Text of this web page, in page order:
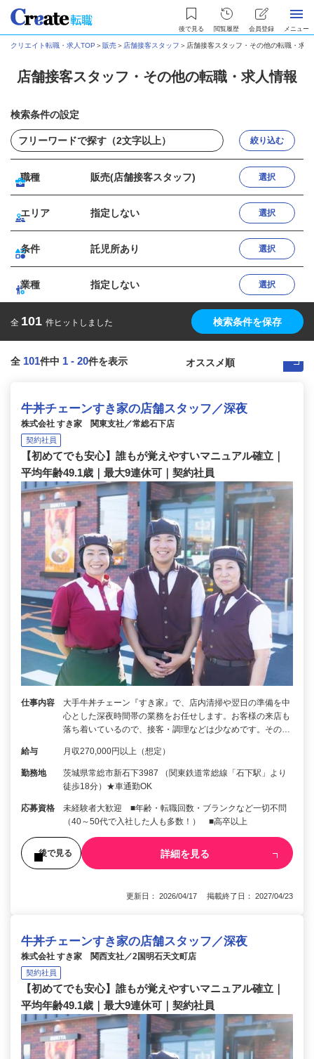
後で見る 閲覧履歴 会員登録 メニュー
クリエイト転職・求人TOP ＞ 販売＞ 店舗接客スタッフ ＞ 店舗接客スタッフ・その他の転職・求人
店舗接客スタッフ・その他の転職・求人情報
検索条件の設定
絞り込む
職種 販売(店舗接客スタッフ) 選択
エリア 指定しない 選択
条件 託児所あり 選択
業種 指定しない 選択
全 101 件ヒットしました 検索条件を保存
全 101件中 1 - 20件を表示
牛丼チェーンすき家の店舗スタッフ／深夜
株式会社 すき家 関東支社／常総石下店
契約社員
【初めてでも安心】誰もが覚えやすいマニュアル確立｜
平均年齢49.1歳｜最大9連休可｜契約社員
仕事内容
大手牛丼チェーン『すき家』で、店内清掃や翌日の準備を中
心とした深夜時間帯の業務をお任せします。お客様の来店も
落ち着いているので、接客・調理などは少なめです。その…
給与 月収270,000円以上（想定）
勤務地
茨城県常総市新石下3987 （関東鉄道常総線「石下駅」より
徒歩18分）★車通勤OK
応募資格
未経験者大歓迎 ■年齢・転職回数・ブランクなど一切不問
（40～50代で入社した人も多数！） ■高卒以上
後で見る 詳細を見る
更新日： 2026/04/17 掲載終了日： 2027/04/23
牛丼チェーンすき家の店舗スタッフ／深夜
株式会社 すき家 関西支社／2国明石天文町店
契約社員
【初めてでも安心】誰もが覚えやすいマニュアル確立｜
平均年齢49.1歳｜最大9連休可｜契約社員